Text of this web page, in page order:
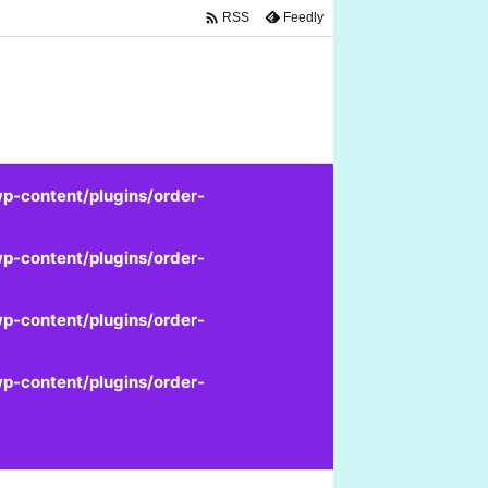
content/plugins/order-
content/plugins/order-
content/plugins/order-
content/plugins/order-
 RSS Feedly